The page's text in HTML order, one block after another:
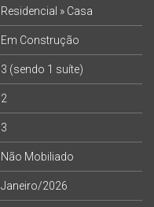
Residencial » Casa
Em Construção
3 (sendo 1 suíte)
2
3
Não Mobiliado
Janeiro/2026